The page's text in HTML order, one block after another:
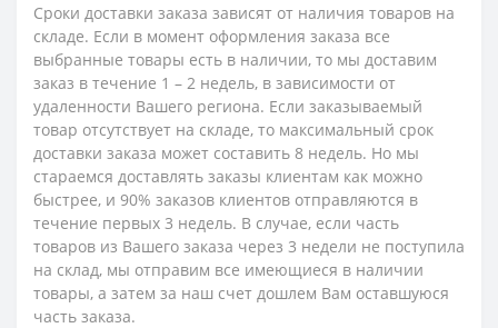
Сроки доставки заказа зависят от наличия товаров на
складе. Если в момент оформления заказа все
выбранные товары есть в наличии, то мы доставим
заказ в течение 1 – 2 недель, в зависимости от
удаленности Вашего региона. Если заказываемый
товар отсутствует на складе, то максимальный срок
доставки заказа может составить 8 недель. Но мы
стараемся доставлять заказы клиентам как можно
быстрее, и 90% заказов клиентов отправляются в
течение первых 3 недель. В случае, если часть
товаров из Вашего заказа через 3 недели не поступила
на склад, мы отправим все имеющиеся в наличии
товары, а затем за наш счет дошлем Вам оставшуюся
часть заказа.